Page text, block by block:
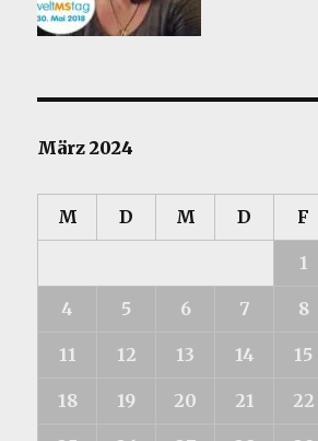
März 2024
M D M D F
1
4 5 6 7 8
11 12 13 14 15
18 19 20 21 22